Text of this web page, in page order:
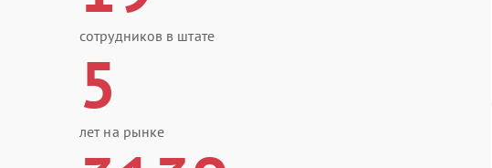
сотрудников в штате
5
лет на рынке